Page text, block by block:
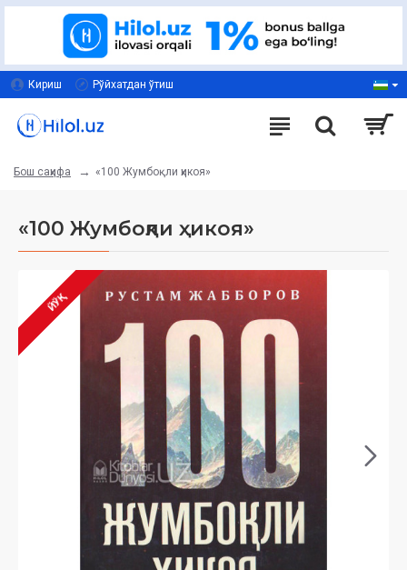
Кириш Рўйхатдан ўтиш
Бош саҳифа «100 Жумбоқли ҳикоя»
«100 Жумбоқли ҳикоя»
ЙЎҚ